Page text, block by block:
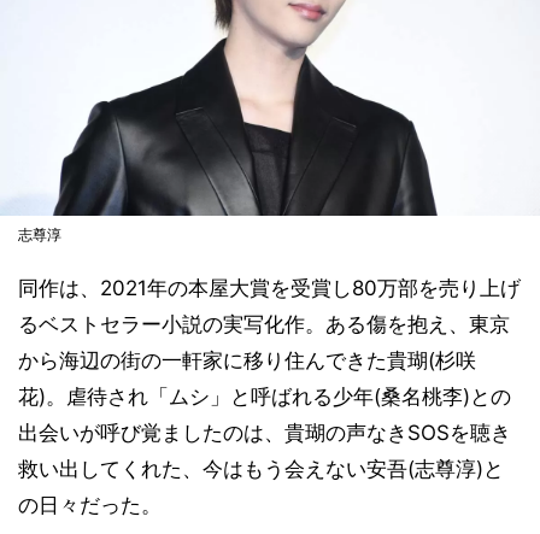
志尊淳
同作は、2021年の本屋大賞を受賞し80万部を売り上げ
るベストセラー小説の実写化作。ある傷を抱え、東京
から海辺の街の一軒家に移り住んできた貴瑚(杉咲
花)。虐待され「ムシ」と呼ばれる少年(桑名桃李)との
出会いが呼び覚ましたのは、貴瑚の声なきSOSを聴き
救い出してくれた、今はもう会えない安吾(志尊淳)と
の日々だった。